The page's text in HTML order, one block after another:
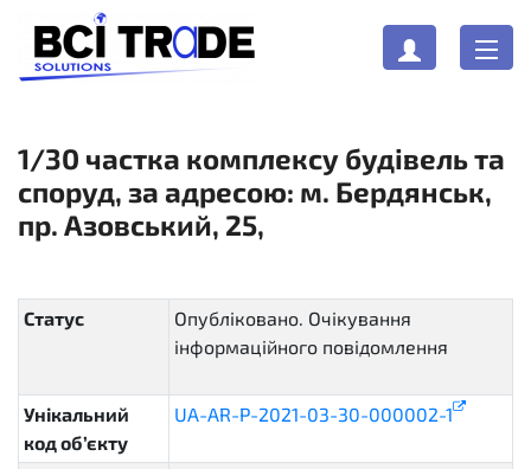
1/30 частка комплексу будівель та
споруд, за адресою: м. Бердянськ,
пр. Азовський, 25,
Статус
Опубліковано. Очікування
інформаційного повідомлення
Унікальний
код об’єкту
UA-AR-P-2021-03-30-000002-1